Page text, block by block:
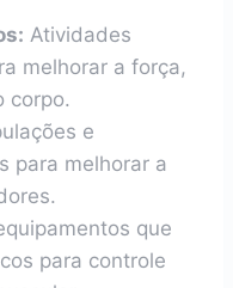
Atividades
melhorar a força,
corpo.
e
para melhorar a
que
para controle